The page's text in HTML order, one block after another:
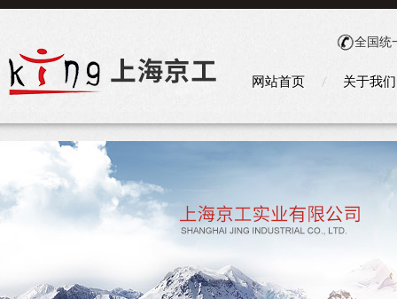
全国统
网站首页 关于我们